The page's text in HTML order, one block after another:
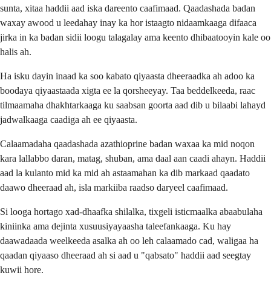
sunta, xitaa haddii aad iska dareento caafimaad. Qaadashada badan
waxay awood u leedahay inay ka hor istaagto nidaamkaaga difaaca
jirka in ka badan sidii loogu talagalay ama keento dhibaatooyin kale oo
halis ah.
Ha isku dayin inaad ka soo kabato qiyaasta dheeraadka ah adoo ka
boodaya qiyaastaada xigta ee la qorsheeyay. Taa beddelkeeda, raac
tilmaamaha dhakhtarkaaga ku saabsan goorta aad dib u bilaabi lahayd
jadwalkaaga caadiga ah ee qiyaasta.
Calaamadaha qaadashada azathioprine badan waxaa ka mid noqon
kara lallabbo daran, matag, shuban, ama daal aan caadi ahayn. Haddii
aad la kulanto mid ka mid ah astaamahan ka dib markaad qaadato
daawo dheeraad ah, isla markiiba raadso daryeel caafimaad.
Si looga hortago xad-dhaafka shilalka, tixgeli isticmaalka abaabulaha
kiniinka ama dejinta xusuusiyayaasha taleefankaaga. Ku hay
daawadaada weelkeeda asalka ah oo leh calaamado cad, waligaa ha
qaadan qiyaaso dheeraad ah si aad u "qabsato" haddii aad seegtay
kuwii hore.